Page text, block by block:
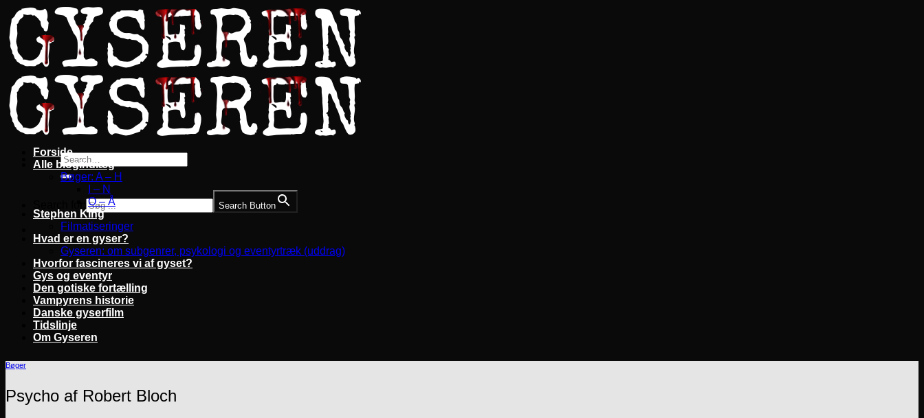
Fortsæt
til
indhold
Search Button
Forside
Alle blogindlæg
Bøger: A – H
I – N
O – Å
Stephen King
Filmatiseringer
Hvad er en gyser?
Gyseren: om subgenrer, psykologi og eventyrtræk (uddrag)
Hvorfor fascineres vi af gyset?
Gys og eventyr
Den gotiske fortælling
Vampyrens historie
Danske gyserfilm
Tidslinje
Om Gyseren
Bøger
Psycho af Robert Bloch